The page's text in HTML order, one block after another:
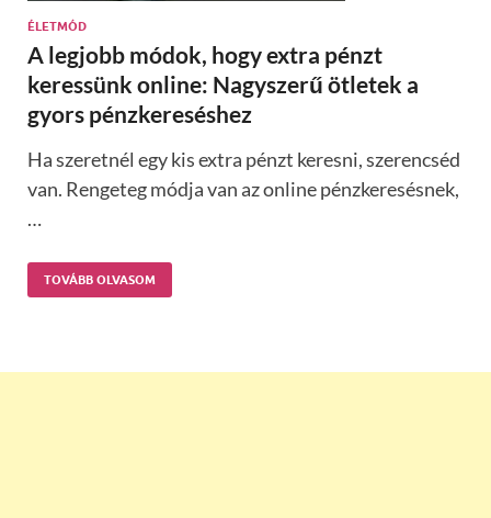
ÉLETMÓD
A legjobb módok, hogy extra pénzt
keressünk online: Nagyszerű ötletek a
gyors pénzkereséshez
Ha szeretnél egy kis extra pénzt keresni, szerencséd
van. Rengeteg módja van az online pénzkeresésnek,
…
TOVÁBB OLVASOM